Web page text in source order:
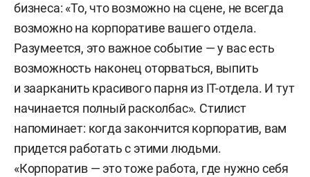
бизнеса: «То, что возможно на сцене, не всегда
возможно на корпоративе вашего отдела.
Разумеется, это важное событие — у вас есть
возможность наконец оторваться, выпить
и заарканить красивого парня из IT-отдела. И тут
начинается полный расколбас». Стилист
напоминает: когда закончится корпоратив, вам
придется работать с этими людьми.
«Корпоратив — это тоже работа, где нужно себя